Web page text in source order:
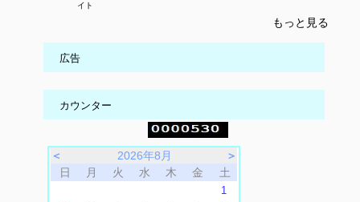
イト
もっと見る
広告
カウンター
＜ 2026年8月
＞
日
月 火 水 木 金 土
1